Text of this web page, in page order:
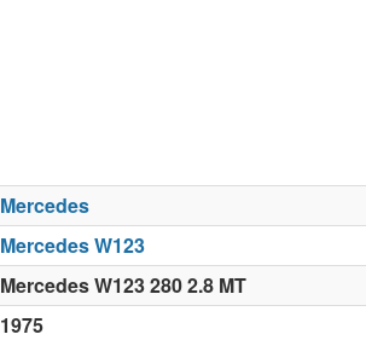
Mercedes
Mercedes W123
Mercedes W123 280 2.8 MT
1975